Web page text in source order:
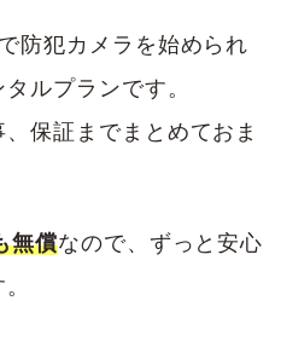
で防犯カメラを始められ
ルプランです。
保証までまとめておま
無償なので、ずっと安心